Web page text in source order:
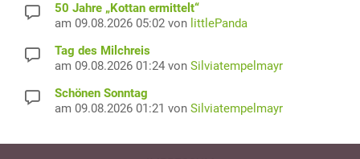
50 Jahre „Kottan ermittelt“
am 09.08.2026 05:02 von littlePanda
Tag des Milchreis
am 09.08.2026 01:24 von Silviatempelmayr
Schönen Sonntag
am 09.08.2026 01:21 von Silviatempelmayr